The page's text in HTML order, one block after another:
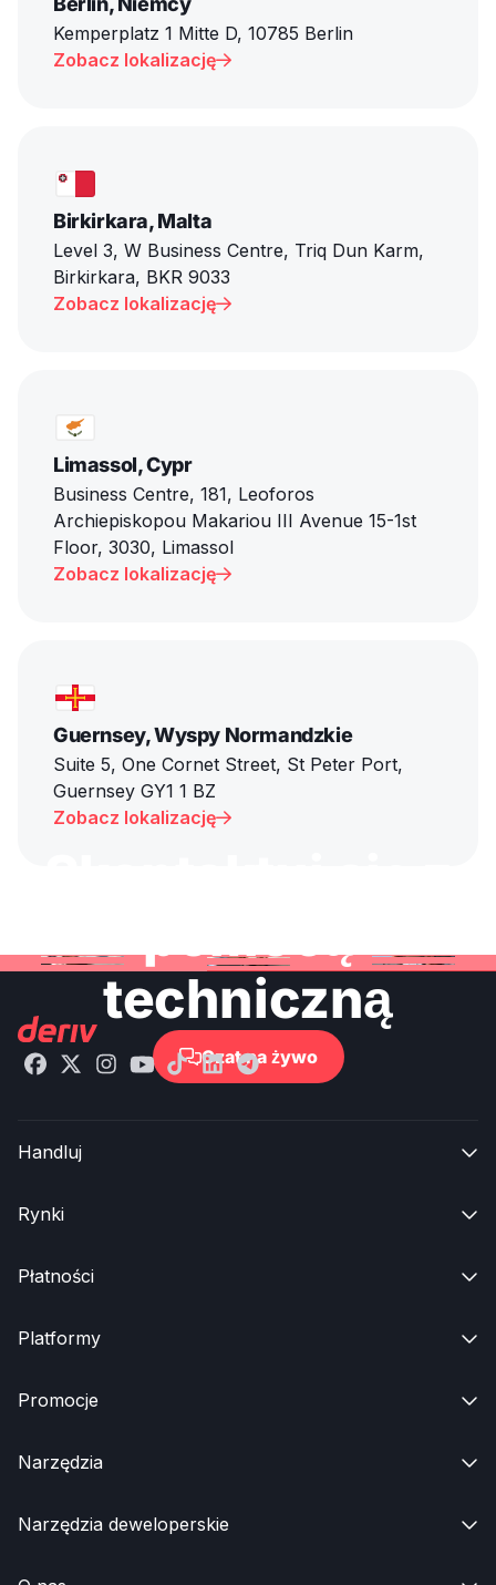
Kemperplatz 1 Mitte D, 10785 Berlin
Zobacz lokalizację
Birkirkara, Malta
Level 3, W Business Centre, Triq Dun Karm,
Birkirkara, BKR 9033
Zobacz lokalizację
Limassol, Cypr
Business Centre, 181, Leoforos
Archiepiskopou Makariou III Avenue 15-1st
Floor, 3030, Limassol
Zobacz lokalizację
Guernsey, Wyspy Normandzkie
Suite 5, One Cornet Street, St Peter Port,
Guernsey GY1 1 BZ
Zobacz lokalizację
techniczną
Czat na żywo
Handluj 
Rynki 
Płatności 
Platformy 
Promocje 
Narzędzia 
Narzędzia deweloperskie 